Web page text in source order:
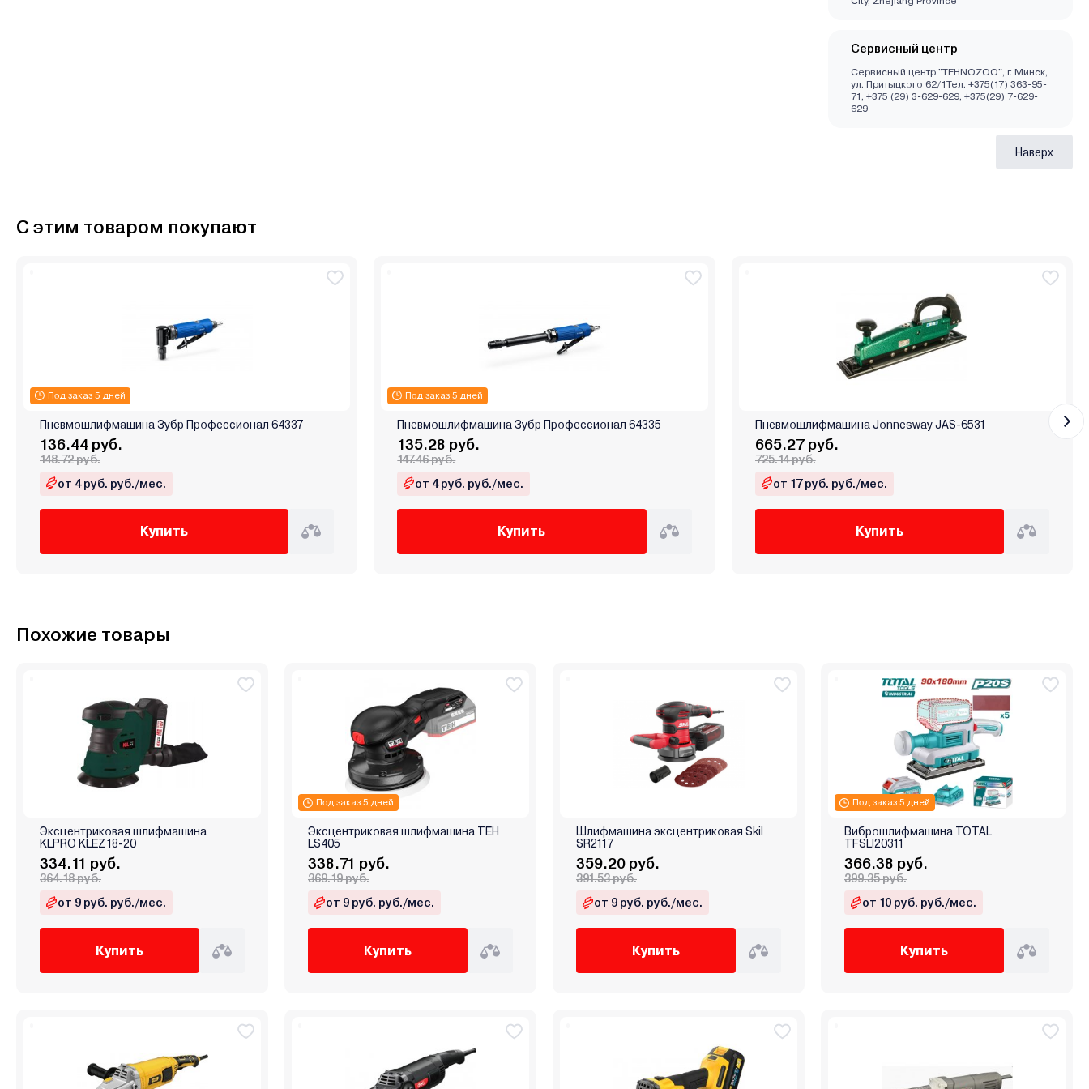
Сервисный центр
Сервисный центр "TEHNOZOO", г. Минск,
ул. Притыцкого 62/1Тел. +375(17) 363-95-
71, +375 (29) 3-629-629, +375(29) 7-629-
629
Наверх
С этим товаром покупают
Под заказ 5 дней
Пневмошлифмашина Зубр Профессионал 64337
136.44 руб.
148.72 руб.
от 4 руб. руб./мес.
Купить
Под заказ 5 дней
Пневмошлифмашина Зубр Профессионал 64335
135.28 руб.
147.46 руб.
от 4 руб. руб./мес.
Купить
Пневмошлифмашина Jonnesway JAS-6531
665.27 руб.
725.14 руб.
от 17 руб. руб./мес.
Купить
Похожие товары
Эксцентриковая шлифмашина
KLPRO KLEZ18-20
334.11 руб.
364.18 руб.
от 9 руб. руб./мес.
Купить
Под заказ 5 дней
Эксцентриковая шлифмашина TEH
LS405
338.71 руб.
369.19 руб.
от 9 руб. руб./мес.
Купить
Шлифмашина эксцентриковая Skil
SR2117
359.20 руб.
391.53 руб.
от 9 руб. руб./мес.
Купить
Под заказ 5 дней
Виброшлифмашина TOTAL
TFSLI20311
366.38 руб.
399.35 руб.
от 10 руб. руб./мес.
Купить